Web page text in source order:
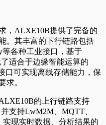
，ALXE10B提供了完备的
。其丰富的下行链路包括
等各种工业接口，基于
适合于边缘智能运算的
口可实现离线存储能力，保
求。
的上行链路支持
支持LwM2M、MQTT、
现实时数据、分析结果的